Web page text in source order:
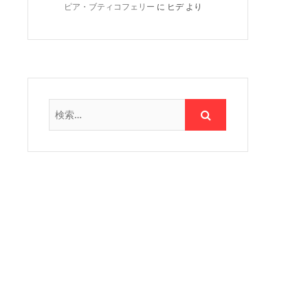
ピア・ブティコフェリー に ヒデより